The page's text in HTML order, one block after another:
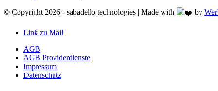
© Copyright 2026 - sabadello technologies | Made with by
Link zu Mail
AGB
AGB Providerdienste
Impressum
Datenschutz